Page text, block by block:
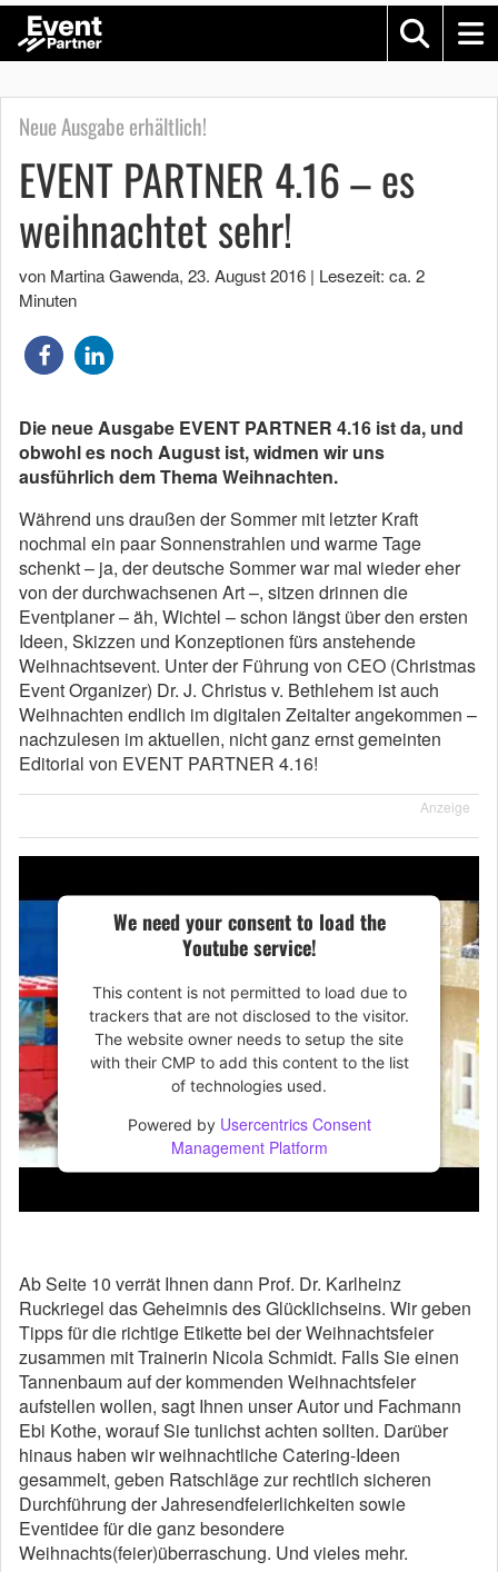
Neue Ausgabe erhältlich!
EVENT PARTNER 4.16 – es
weihnachtet sehr!
von Martina Gawenda, 23. August 2016 | Lesezeit: ca. 2
Minuten
Die neue Ausgabe EVENT PARTNER 4.16 ist da, und
obwohl es noch August ist, widmen wir uns
ausführlich dem Thema Weihnachten.
Während uns draußen der Sommer mit letzter Kraft
nochmal ein paar Sonnenstrahlen und warme Tage
schenkt – ja, der deutsche Sommer war mal wieder eher
von der durchwachsenen Art –, sitzen drinnen die
Eventplaner – äh, Wichtel – schon längst über den ersten
Ideen, Skizzen und Konzeptionen fürs anstehende
Weihnachtsevent. Unter der Führung von CEO (Christmas
Event Organizer) Dr. J. Christus v. Bethlehem ist auch
Weihnachten endlich im digitalen Zeitalter angekommen –
nachzulesen im aktuellen, nicht ganz ernst gemeinten
Editorial von EVENT PARTNER 4.16!
Anzeige
We need your consent to load the
Youtube service!
This content is not permitted to load due to
trackers that are not disclosed to the visitor.
The website owner needs to setup the site
with their CMP to add this content to the list
of technologies used.
Powered by Usercentrics Consent
Management Platform
Ab Seite 10 verrät Ihnen dann Prof. Dr. Karlheinz
Ruckriegel das Geheimnis des Glücklichseins. Wir geben
Tipps für die richtige Etikette bei der Weihnachtsfeier
zusammen mit Trainerin Nicola Schmidt. Falls Sie einen
Tannenbaum auf der kommenden Weihnachtsfeier
aufstellen wollen, sagt Ihnen unser Autor und Fachmann
Ebi Kothe, worauf Sie tunlichst achten sollten. Darüber
hinaus haben wir weihnachtliche Catering-Ideen
gesammelt, geben Ratschläge zur rechtlich sicheren
Durchführung der Jahresendfeierlichkeiten sowie
Eventidee für die ganz besondere
Weihnachts(feier)überraschung. Und vieles mehr.